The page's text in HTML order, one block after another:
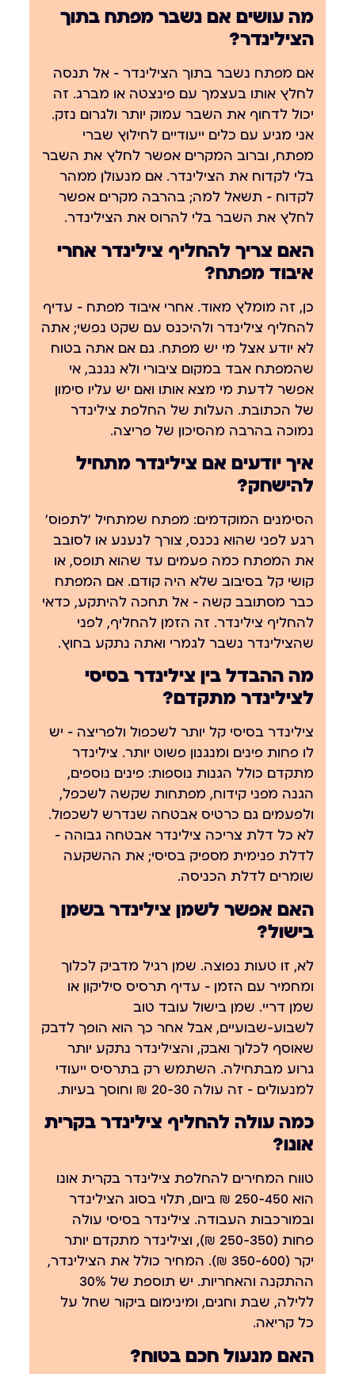
מה עושים אם נשבר מפתח בתוך
הצילינדר?
אם מפתח נשבר בתוך הצילינדר — אל תנסה
לחלץ אותו בעצמך עם פינצטה או מברג. זה
יכול לדחוף את השבר עמוק יותר ולגרום נזק.
אני מגיע עם כלים ייעודיים לחילוץ שברי
מפתח, וברוב המקרים אפשר לחלץ את השבר
בלי לקדוח את הצילינדר. אם מנעולן ממהר
לקדוח — תשאל למה; בהרבה מקרים אפשר
לחלץ את השבר בלי להרוס את הצילינדר.
האם צריך להחליף צילינדר אחרי
איבוד מפתח?
כן, זה מומלץ מאוד. אחרי איבוד מפתח — עדיף
להחליף צילינדר ולהיכנס עם שקט נפשי; אתה
לא יודע אצל מי יש מפתח. גם אם אתה בטוח
שהמפתח אבד במקום ציבורי ולא נגנב, אי
אפשר לדעת מי מצא אותו ואם יש עליו סימון
של הכתובת. העלות של החלפת צילינדר
נמוכה בהרבה מהסיכון של פריצה.
איך יודעים אם צילינדר מתחיל
להישחק?
הסימנים המוקדמים: מפתח שמתחיל 'לתפוס'
רגע לפני שהוא נכנס, צורך לנענע או לסובב
את המפתח כמה פעמים עד שהוא תופס, או
קושי קל בסיבוב שלא היה קודם. אם המפתח
כבר מסתובב קשה — אל תחכה להיתקע, כדאי
להחליף צילינדר. זה הזמן להחליף, לפני
שהצילינדר נשבר לגמרי ואתה נתקע בחוץ.
מה ההבדל בין צילינדר בסיסי
לצילינדר מתקדם?
צילינדר בסיסי קל יותר לשכפול ולפריצה — יש
לו פחות פינים ומנגנון פשוט יותר. צילינדר
מתקדם כולל הגנות נוספות: פינים נוספים,
הגנה מפני קידוח, מפתחות שקשה לשכפל,
ולפעמים גם כרטיס אבטחה שנדרש לשכפול.
לא כל דלת צריכה צילינדר אבטחה גבוהה —
לדלת פנימית מספיק בסיסי; את ההשקעה
שומרים לדלת הכניסה.
האם אפשר לשמן צילינדר בשמן
בישול?
לא, זו טעות נפוצה. שמן רגיל מדביק לכלוך
ומחמיר עם הזמן — עדיף תרסיס סיליקון או
שמן דריי. שמן בישול עובד טוב
לשבוע-שבועיים, אבל אחר כך הוא הופך לדבק
שאוסף לכלוך ואבק, והצילינדר נתקע יותר
גרוע מבתחילה. השתמש רק בתרסיס ייעודי
למנעולים — זה עולה 20-30 ₪ וחוסך בעיות.
כמה עולה להחליף צילינדר בקרית
אונו?
טווח המחירים להחלפת צילינדר בקרית אונו
הוא 250-450 ₪ ביום, תלוי בסוג הצילינדר
ובמורכבות העבודה. צילינדר בסיסי עולה
פחות (250-350 ₪), וצילינדר מתקדם יותר
יקר (350-600 ₪). המחיר כולל את הצילינדר,
ההתקנה והאחריות. יש תוספת של 30%
ללילה, שבת וחגים, ומינימום ביקור שחל על
כל קריאה.
האם מנעול חכם בטוח?